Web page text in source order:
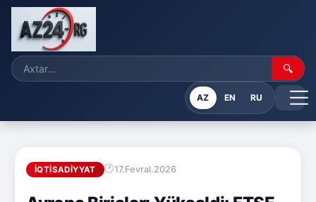
🔍
AZ EN RU
İQTISADIYYAT 17.Fevral.2026